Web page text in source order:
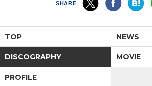
SHARE
TOP NEWS
DISCOGRAPHY MOVIE
PROFILE